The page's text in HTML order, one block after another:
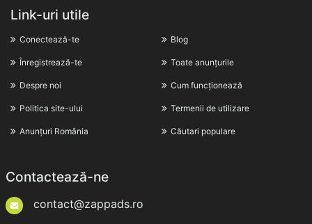
Link-uri utile
Conectează-te
Înregistrează-te
Despre noi
Politica site-ului
Anunțuri România
Blog
Toate anunțurile
Cum funcționează
Termenii de utilizare
Căutari populare
Contactează-ne
contact@zappads.ro